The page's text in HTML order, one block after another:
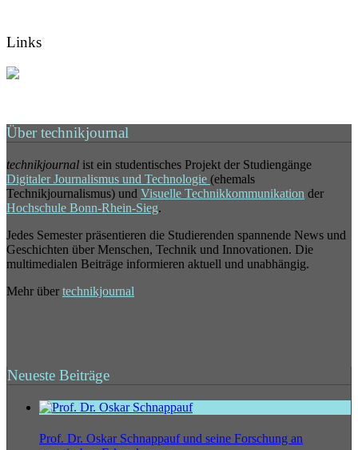
Links
Über technikjournal
technikjournal ist ein studentisches Projekt der Studiengänge
Digitaler Journalismus und Technologie (ehemals
Technikjournalismus) und Visuelle Technikkommunikation der
Hochschule Bonn-Rhein-Sieg.
Jedes Semester präsentieren die Studierenden spannende News und
Geschichten über Menschen, Technik und Innovationen. Die
multimedialen Beiträge informieren aktuell und unabhängig.
Mehr über technikjournal
Neueste Beiträge
Prof. Dr. Oskar Schnappauf und seine Forschung an